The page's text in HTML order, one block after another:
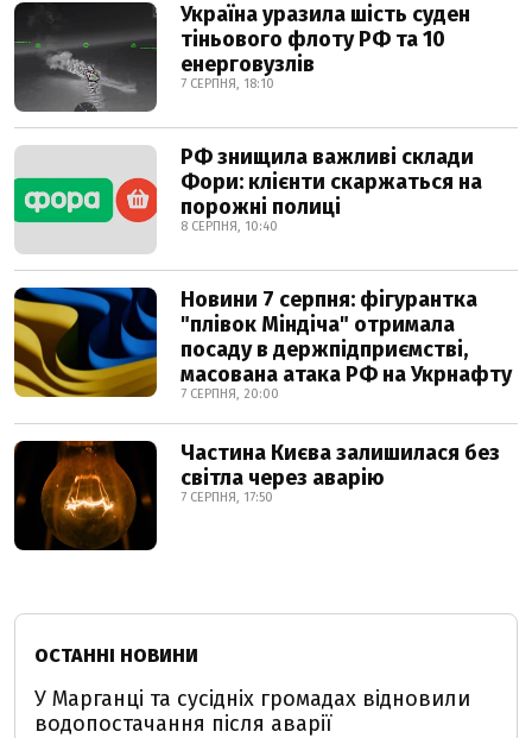
Україна уразила шість суден
тіньового флоту РФ та 10
енерговузлів
7 СЕРПНЯ, 18:10
РФ знищила важливі склади
Фори: клієнти скаржаться на
порожні полиці
8 СЕРПНЯ, 10:40
Новини 7 серпня: фігурантка
"плівок Міндіча" отримала
посаду в держпідприємстві,
масована атака РФ на Укрнафту
7 СЕРПНЯ, 20:00
Частина Києва залишилася без
світла через аварію
7 СЕРПНЯ, 17:50
ОСТАННІ НОВИНИ
У Марганці та сусідніх громадах відновили
водопостачання після аварії